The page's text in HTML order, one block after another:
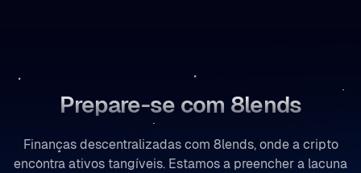
Prepare-se com 8lends
Finanças descentralizadas com 8lends, onde a cripto
encontra ativos tangíveis. Estamos a preencher a lacuna